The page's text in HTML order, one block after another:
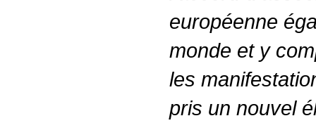
européenne
monde et y
les
pris un nouvel